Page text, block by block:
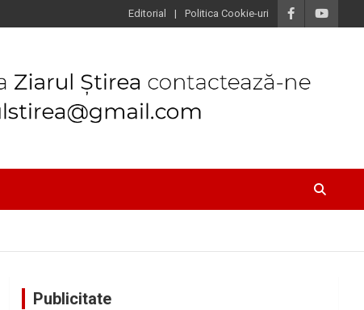
Editorial Politica Cookie-uri
Publicitate